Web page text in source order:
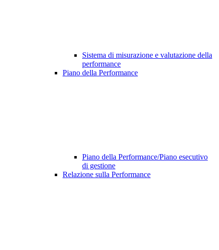
Sistema di misurazione e valutazione della
performance
Piano della Performance
Piano della Performance/Piano esecutivo
di gestione
Relazione sulla Performance